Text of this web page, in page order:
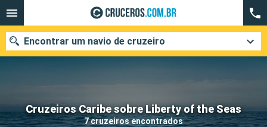
Cruzeiros Caribe sobre Liberty of the Seas
7 cruzeiros encontrados
Encontrar um navio de cruzeiro
Quando ir?